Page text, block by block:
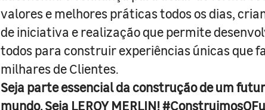
valores e melhores práticas todos os dias,
de iniciativa e realização que permite
todos para construir experiências únicas que
milhares de Clientes.
Seja parte essencial da construção de um
mundo. Seja LEROY MERLIN!